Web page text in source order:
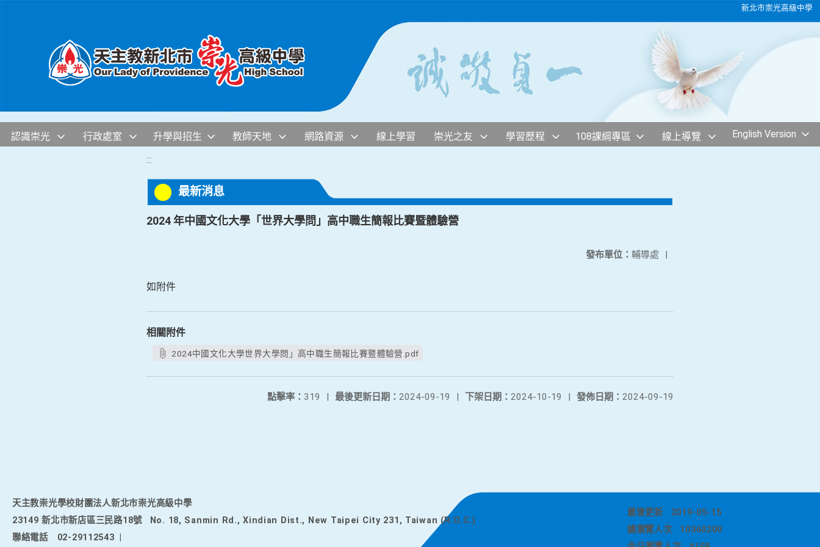
新北市崇光高級中學
認識崇光 行政處室 升學與招生 教師天地 網路資源 線上學習 崇光之友 學習歷程 108課綱專區 線上導覽 English Version
:::
最新消息
2024 年中國文化大學「世界大學問」高中職生簡報比賽暨體驗營
發布單位： 輔導處 |
如附件
相關附件
2024中國文化大學世界大學問」高中職生簡報比賽暨體驗營.pdf
發佈日期： 2024-09-19
下架日期： 2024-10-19 |
最後更新日期： 2024-09-19 |
點擊率： 319 |
天主教崇光學校財團法人新北市崇光高級中學
23149 新北市新店區三民路18號
No. 18, Sanmin Rd., Xindian Dist., New Taipei City 231, Taiwan (R.O.C.)
聯絡電話
02-29112543
最後更新
2019-05-15
總瀏覽人次
10360200